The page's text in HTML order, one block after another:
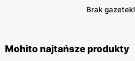
Brak gazetek!
Mohito najtańsze produkty